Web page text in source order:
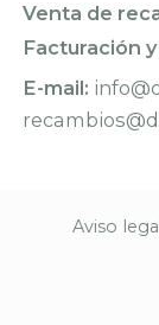
Venta de
Facturación y
E-mail:
Aviso